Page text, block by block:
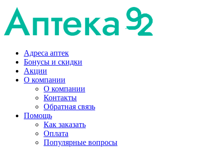
Адреса аптек
Бонусы и скидки
Акции
О компании
О компании
Контакты
Обратная связь
Помощь
Как заказать
Оплата
Популярные вопросы